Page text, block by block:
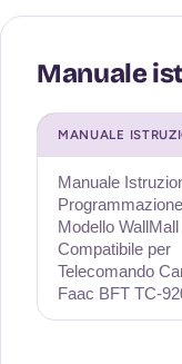
MANUALE
Manuale
Programmazione
Modello WallMall
Compatibile per
Telecomando
Faac BFT TC-